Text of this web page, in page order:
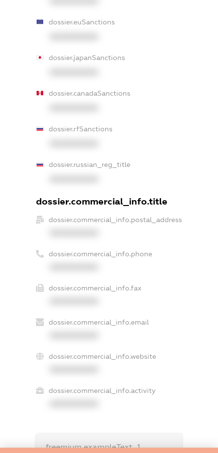
dossier.euSanctions
dossier.japanSanctions
dossier.canadaSanctions
dossier.rfSanctions
dossier.russian_reg_title
dossier.commercial_info.title
dossier.commercial_info.postal_address
dossier.commercial_info.phone
dossier.commercial_info.fax
dossier.commercial_info.email
dossier.commercial_info.website
dossier.commercial_info.activity
freemium.exampleText_1